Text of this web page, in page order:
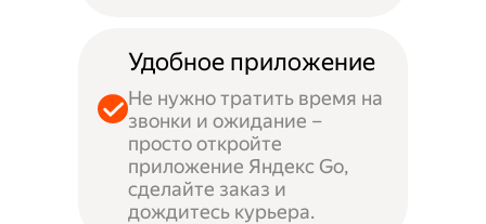
Удобное приложение
Не нужно тратить время на
звонки и ожидание –
просто откройте
приложение Яндекс Go,
сделайте заказ и
дождитесь курьера.